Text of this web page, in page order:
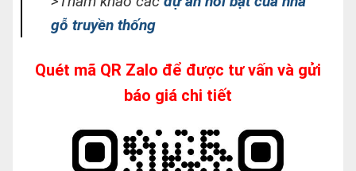
gỗ truyền thống
Quét mã QR Zalo để được tư vấn và gửi
báo giá chi tiết